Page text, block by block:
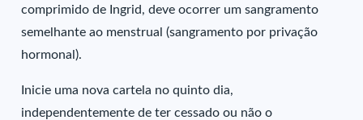
comprimido de Ingrid, deve ocorrer um sangramento
semelhante ao menstrual (sangramento por privação
hormonal).
Inicie uma nova cartela no quinto dia,
independentemente de ter cessado ou não o